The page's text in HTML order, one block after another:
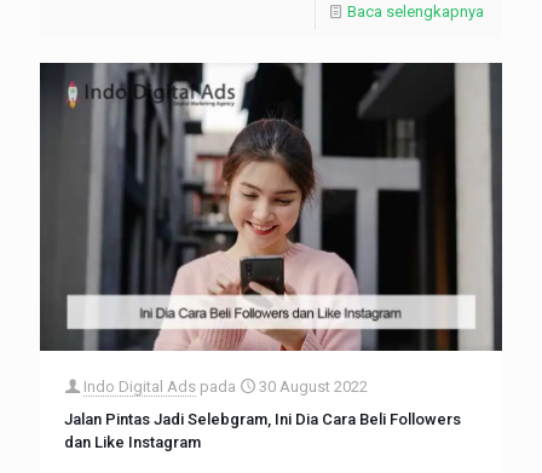
Baca selengkapnya
Indo Digital Ads pada
30 August 2022
Jalan Pintas Jadi Selebgram, Ini Dia Cara Beli Followers
dan Like Instagram